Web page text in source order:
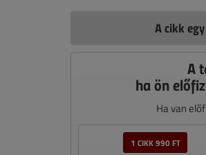
A cikk
A
ha ön
Ha van
1 CIKK 990 FT